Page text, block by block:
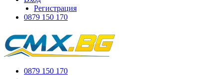
Регистрация
0879 150 170
0879 150 170